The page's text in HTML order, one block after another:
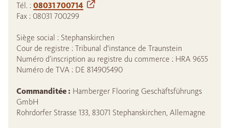
Tél. : 08031 700714
Fax : 08031 700299
Siège social : Stephanskirchen
Cour de registre : Tribunal d'instance de Traunstein
Numéro d’inscription au registre du commerce : HRA 9655
Numéro de TVA : DE 814905490
Commanditée : Hamberger Flooring Geschäftsführungs
GmbH
Rohrdorfer Strasse 133, 83071 Stephanskirchen, Allemagne